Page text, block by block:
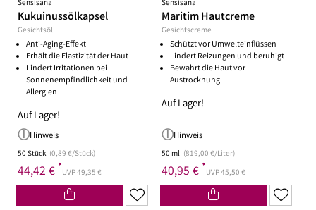
Sensisana
Kukuinussölkapsel
Gesichtsöl
Anti-Aging-Effekt
Erhält die Elastizität der Haut
Lindert Irritationen bei
Sonnenempfindlichkeit und
Allergien
Auf Lager!
Hinweis
50 Stück (0,89 €/Stück)
44,42 € *UVP 49,35 €
Sensisana
Maritim Hautcreme
Gesichtscreme
Schützt vor Umwelteinflüssen
Lindert Reizungen und beruhigt
Bewahrt die Haut vor
Austrocknung
Auf Lager!
Hinweis
50 ml (819,00 €/Liter)
40,95 € *UVP 45,50 €